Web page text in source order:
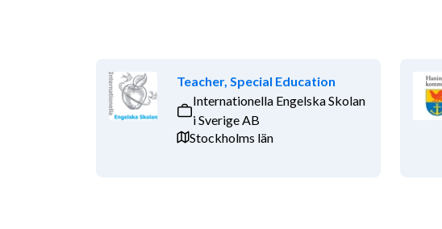
Teacher, Special Education
Internationella Engelska Skolan
i Sverige AB
Stockholms län